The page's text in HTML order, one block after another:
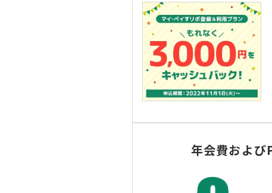
お支払い方法
1回払い／2回払い／ボーナ
お支払い方法は、便利なリボ
ご入会時に「マイ・ペイすリ
お支払い方法の詳細
「マイ・ペイすリボ」の詳細
年会費および